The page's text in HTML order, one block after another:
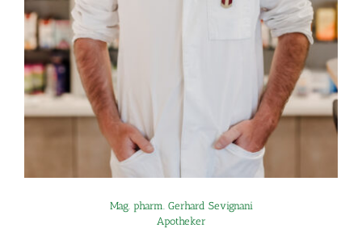
Mag. pharm. Gerhard Sevignani
Apotheker